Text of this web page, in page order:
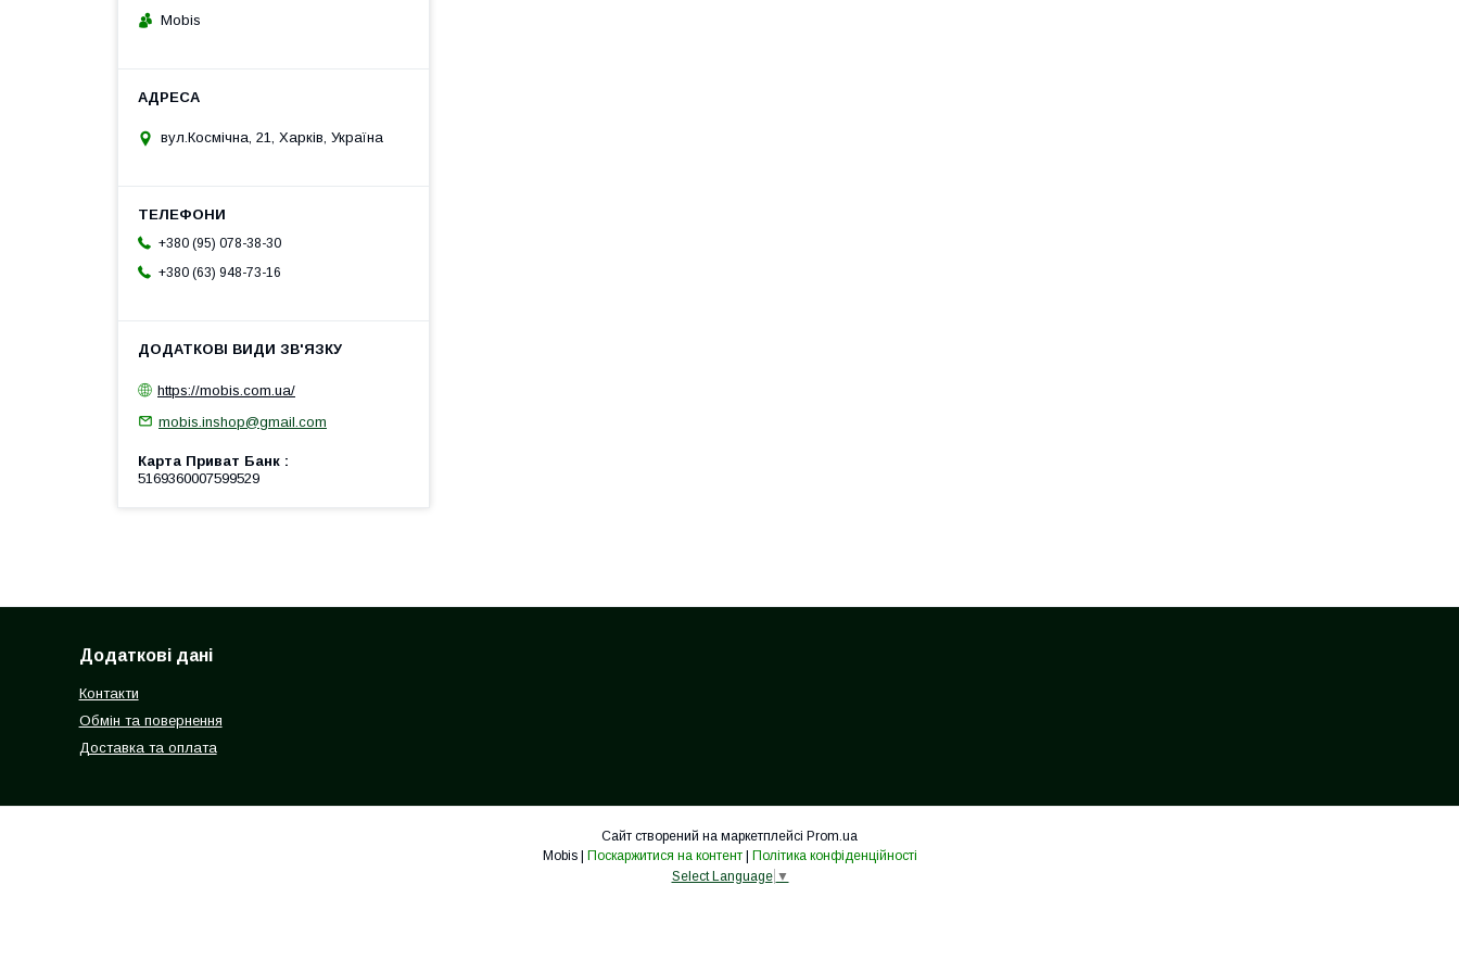
Mobis
вул.Космічна, 21, Харків, Україна
+380 (95) 078-38-30
+380 (63) 948-73-16
https://mobis.com.ua/
mobis.inshop@gmail.com
Карта Приват Банк
5169360007599529
Додаткові дані
Контакти
Обмін та повернення
Доставка та оплата
Сайт створений на маркетплейсі Prom.ua
Поскаржитися на контент
Політика конфіденційності
Select Language ▼